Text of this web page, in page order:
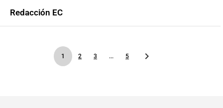
Redacción EC
1 2 3 ... 5